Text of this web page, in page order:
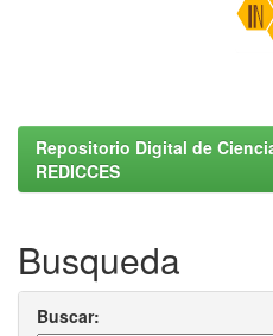
Repositorio Digital de
REDICCES
Busqueda
Buscar: